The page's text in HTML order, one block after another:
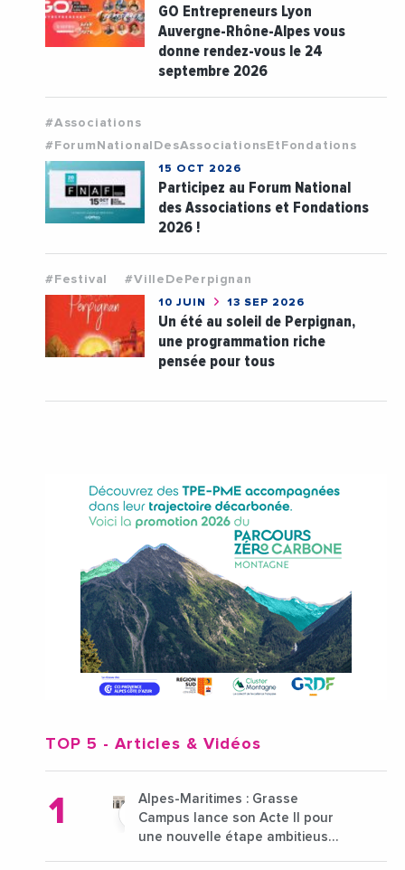
GO Entrepreneurs Lyon
Auvergne-Rhône-Alpes vous
donne rendez-vous le 24
septembre 2026
#Associations
#ForumNationalDesAssociationsEtFondations
15 OCT 2026
Participez au Forum National
des Associations et Fondations
2026 !
#Festival #VilleDePerpignan
10 JUIN 13 SEP 2026
Un été au soleil de Perpignan,
une programmation riche
pensée pour tous
TOP 5 - Articles & Vidéos
Alpes-Maritimes : Grasse
Campus lance son Acte II pour
une nouvelle étape ambitieuse